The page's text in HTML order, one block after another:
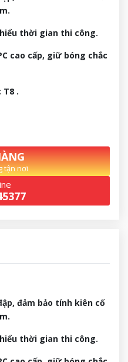
thời gian thi công.
cao cấp, giữ bóng chắc
T8 .
tận nơi
đảm bảo tính kiên cố
thời gian thi công.